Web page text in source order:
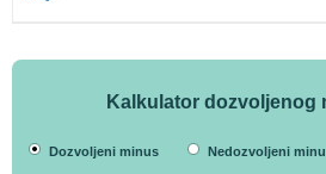
Kalkulator dozvoljenog
Dozvoljeni minus Nedozvoljeni